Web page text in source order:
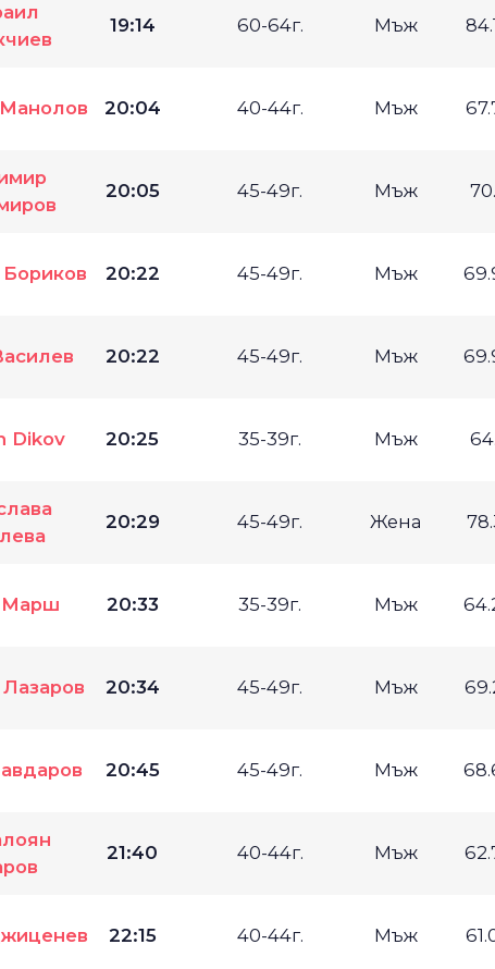
19:14 60-64г. Мъж
20:04 40-44г. Мъж
20:05 45-49г. Мъж
20:22 45-49г. Мъж
20:22 45-49г. Мъж
Dikov 20:25 35-39г. Мъж
20:29 45-49г. Жена
20:33 35-39г. Мъж
20:34 45-49г. Мъж
20:45 45-49г. Мъж
21:40 40-44г. Мъж
22:15 40-44г. Мъж